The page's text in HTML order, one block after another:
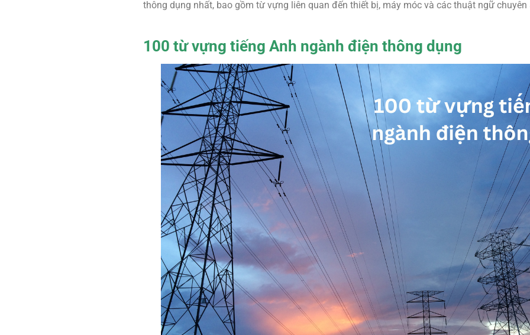
thông dụng nhất, bao gồm từ vựng liên quan đến thiết bị, máy móc và các thuật ngữ chuyên
100 từ vựng tiếng Anh ngành điện thông dụng